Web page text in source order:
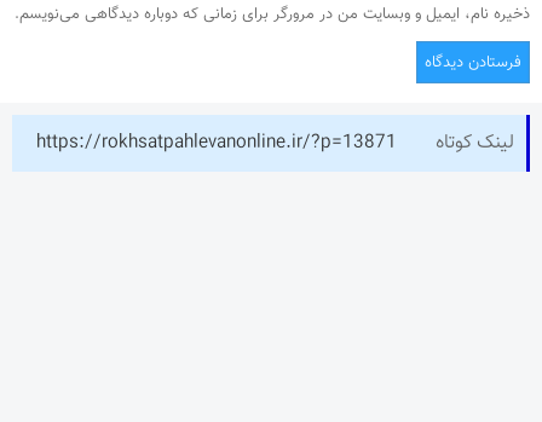
ذخیره نام، ایمیل و وبسایت من در مرورگر برای زمانی که دوباره دیدگاهی می‌نویسم.
لینک کوتاه https://rokhsatpahlevanonline.ir/?p=13871